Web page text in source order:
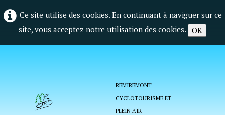
Ce site utilise des cookies. En continuant à naviguer sur ce
site, vous acceptez notre utilisation des cookies. OK
REMIREMONT
CYCLOTOURISME ET
PLEIN AIR